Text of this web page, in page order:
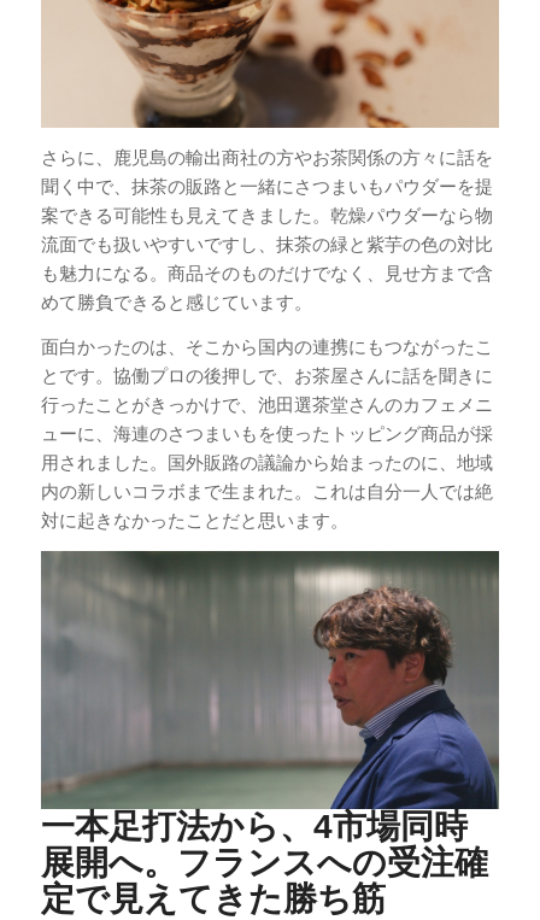
さらに、鹿児島の輸出商社の方やお茶関係の方々に話を
聞く中で、抹茶の販路と一緒にさつまいもパウダーを提
案できる可能性も見えてきました。乾燥パウダーなら物
流面でも扱いやすいですし、抹茶の緑と紫芋の色の対比
も魅力になる。商品そのものだけでなく、見せ方まで含
めて勝負できると感じています。
面白かったのは、そこから国内の連携にもつながったこ
とです。協働プロの後押しで、お茶屋さんに話を聞きに
行ったことがきっかけで、池田選茶堂さんのカフェメニ
ューに、海連のさつまいもを使ったトッピング商品が採
用されました。国外販路の議論から始まったのに、地域
内の新しいコラボまで生まれた。これは自分一人では絶
対に起きなかったことだと思います。
一本足打法から、4市場同時
展開へ。フランスへの受注確
定で見えてきた勝ち筋